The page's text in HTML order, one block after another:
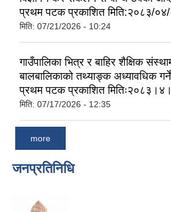
प्रथम पटक प्रकाशित मिति:२०८३/
मिति: 07/21/2026 - 10:24
गाउँपालिका भित्र र बाहिर शैक्षिक
बालबालिकाको तथ्याङ्क अध्यावधिक
प्रथम पटक प्रकाशित
मिति: 07/17/2026 - 12:35
more
जनप्रतिनिधि